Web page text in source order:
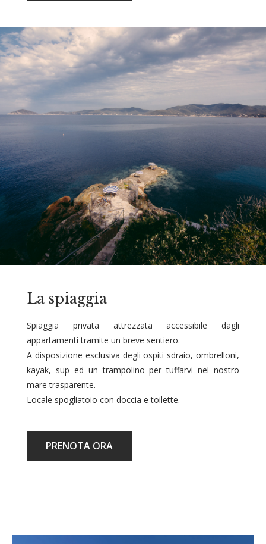
La spiaggia
Spiaggia privata attrezzata accessibile dagli
appartamenti tramite un breve sentiero.
A disposizione esclusiva degli ospiti sdraio, ombrelloni,
kayak, sup ed un trampolino per tuffarvi nel nostro
mare trasparente.
Locale spogliatoio con doccia e toilette.
PRENOTA ORA